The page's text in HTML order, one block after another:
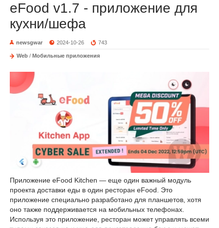
eFood v1.7 - приложение для
кухни/шефа
newsgwar 2024-10-26 743
Web / Мобильные приложения
Приложение eFood Kitchen — еще один важный модуль
проекта доставки еды в один ресторан eFood. Это
приложение специально разработано для планшетов, хотя
оно также поддерживается на мобильных телефонах.
Используя это приложение, ресторан может управлять всеми